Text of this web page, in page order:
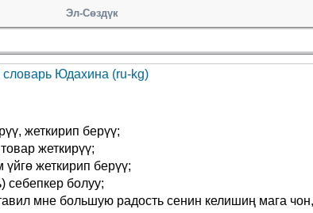
Эл-Сөздүк
словарь Юдахина (ru-kg)
жеткирип берүү;
жеткирүү;
үйгө жеткирип берүү;
себепкер болуу;
мне большую радость сенин келишиң мага